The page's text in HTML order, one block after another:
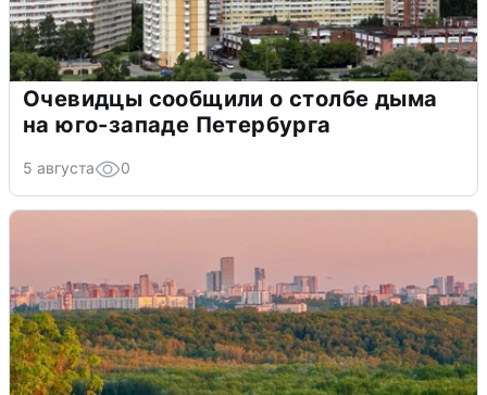
Очевидцы сообщили о столбе дыма
на юго-западе Петербурга
5 августа 0